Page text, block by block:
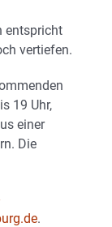
entspricht
vertiefen.
19 Uhr,
einer
Die
.